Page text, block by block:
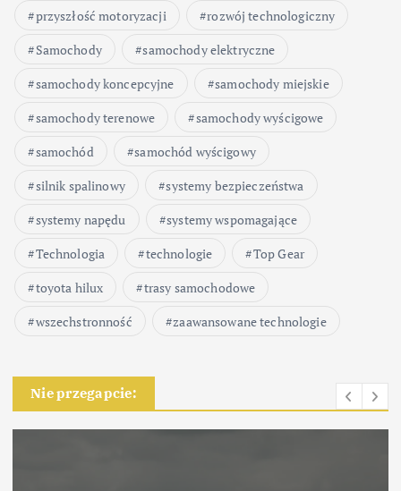
przyszłość motoryzacji
rozwój technologiczny
Samochody
samochody elektryczne
samochody koncepcyjne
samochody miejskie
samochody terenowe
samochody wyścigowe
samochód
samochód wyścigowy
silnik spalinowy
systemy bezpieczeństwa
systemy napędu
systemy wspomagające
Technologia
technologie
Top Gear
toyota hilux
trasy samochodowe
wszechstronność
zaawansowane technologie
Nie przegapcie: